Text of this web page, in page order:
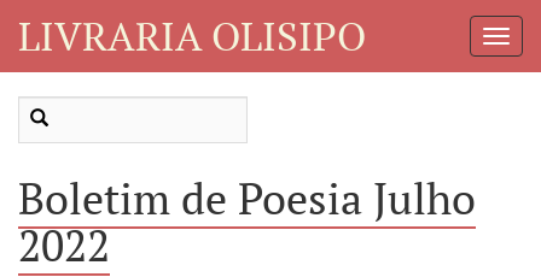
LIVRARIA OLISIPO
Boletim de Poesia Julho
2022